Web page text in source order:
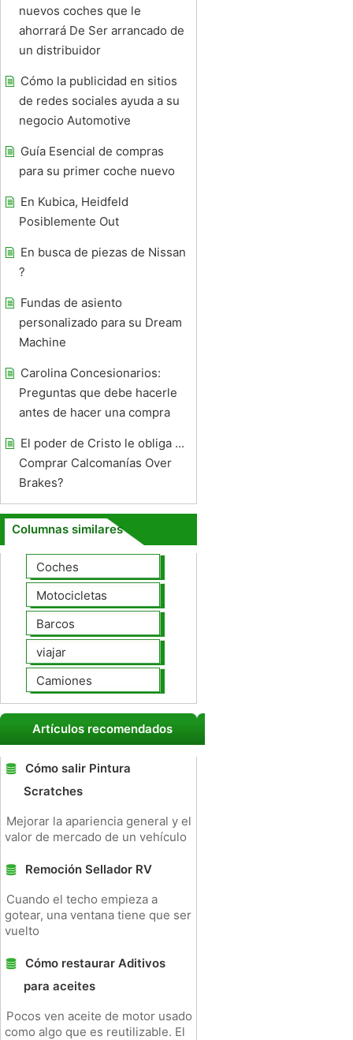
nuevos coches que le
ahorrará De Ser arrancado de
un distribuidor
Cómo la publicidad en sitios
de redes sociales ayuda a su
negocio Automotive
Guía Esencial de compras
para su primer coche nuevo
En Kubica, Heidfeld
Posiblemente Out
En busca de piezas de Nissan
?
Fundas de asiento
personalizado para su Dream
Machine
Carolina Concesionarios:
Preguntas que debe hacerle
antes de hacer una compra
El poder de Cristo le obliga ...
Comprar Calcomanías Over
Brakes?
Columnas similares
Coches
Motocicletas
Barcos
viajar
Camiones
Artículos recomendados
Cómo salir Pintura
Scratches
Mejorar la apariencia general y el
valor de mercado de un vehículo
Remoción Sellador RV
Cuando el techo empieza a
gotear, una ventana tiene que ser
vuelto
Cómo restaurar Aditivos
para aceites
Pocos ven aceite de motor usado
como algo que es reutilizable. El